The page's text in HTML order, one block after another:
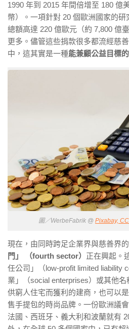
1990 年到 2015 年間倍增至 180 億
幣）。一項針對 20 個歐洲國家的
總額高達 220 億歐元（約 7,800 億
更多。儘管這些捐款很多都流經慈
中，這其實是一種能兼顧公益目標
圖／WerbeFabrik @ Pixabay,
現在，由同時跨足企業界與慈善界
門」 （fourth sector） 正在興起。
任公司」（low-profit limited liability
業」（social enterprises）或其他
供窮人住宅而獲利的建商，也可以
售手提包的時尚品牌。一份歐洲議
法國、西班牙、義大利和波蘭就有